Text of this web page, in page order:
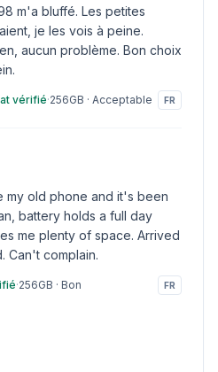
m'a bluffé. Les petites
je les vois à peine.
aucun problème. Bon choix
vérifié·256GB · Acceptable FR
my old phone and it's been
battery holds a full day
me plenty of space. Arrived
Can't complain.
·256GB · Bon FR